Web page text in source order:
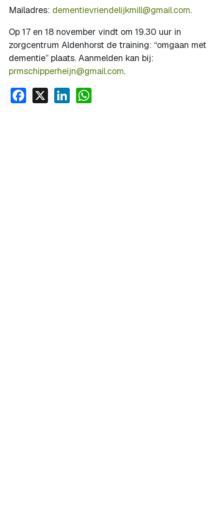
Mailadres: dementievriendelijkmill@gmail.com.
Op 17 en 18 november vindt om 19.30 uur in
zorgcentrum Aldenhorst de training: “omgaan met
dementie” plaats. Aanmelden kan bij:
prmschipperheijn@gmail.com.
Facebook
X LinkedIn